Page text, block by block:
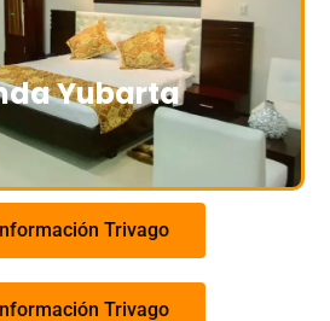
Yubarta
Trivago
Trivago